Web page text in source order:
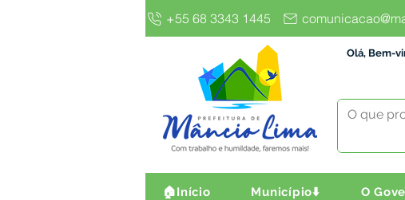
+55 68 3343 1445
Olá, Bem-
🏠Início Município⬇️ O